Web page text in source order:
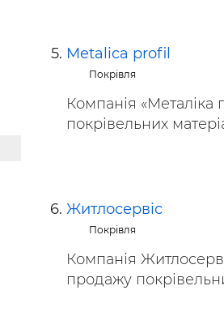
Metalica profil
Покрівля
Компанія
покрівельних
Житлосервіс
Покрівля
Компанія
продажу